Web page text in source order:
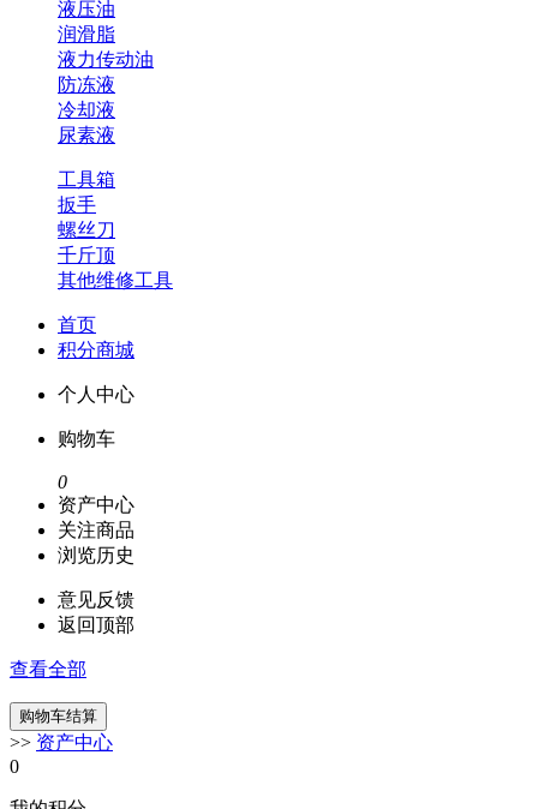
液压油
润滑脂
液力传动油
防冻液
冷却液
尿素液
工具箱
扳手
螺丝刀
千斤顶
其他维修工具
首页
积分商城
个人中心
购物车
0
资产中心
关注商品
浏览历史
意见反馈
返回顶部
查看全部
>> 资产中心
0